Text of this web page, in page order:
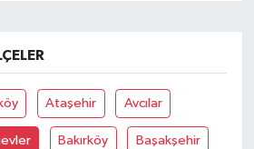
Ataşehir Avcılar
Bakırköy Başakşehir